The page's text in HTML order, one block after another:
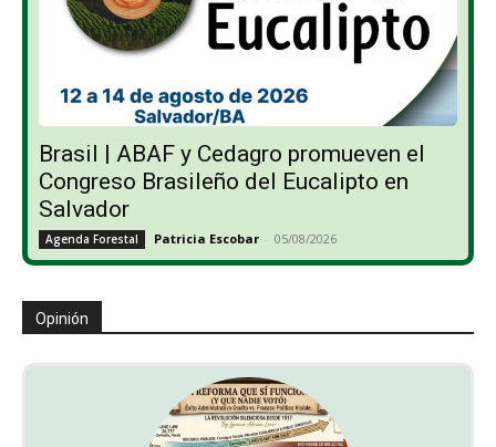
Brasil | ABAF y Cedagro promueven el
Congreso Brasileño del Eucalipto en
Salvador
Agenda Forestal Patricia Escobar - 05/08/2026
Opinión